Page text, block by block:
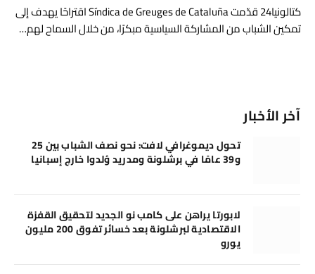
كتالونيا24 قدّمت Síndica de Greuges de Cataluña اقتراحًا يهدف إلى
تمكين الشباب من المشاركة السياسية مبكرًا، من خلال السماح لهم…
آخر الأخبار
تحول ديموغرافي لافت: نحو نصف الشباب بين 25
و39 عامًا في برشلونة ومدريد وُلدوا خارج إسبانيا
لابورتا يراهن على كامب نو الجديد لتحقيق القفزة
الاقتصادية لبرشلونة بعد خسائر تفوق 200 مليون
يورو